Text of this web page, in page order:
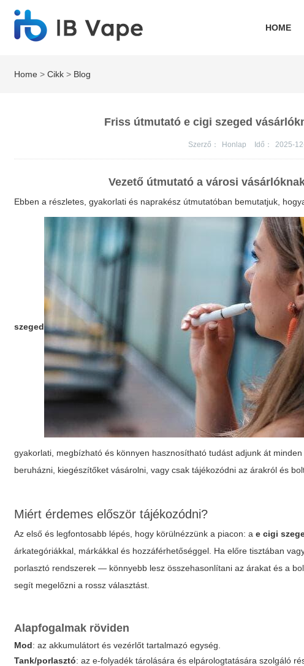
HOME
Home >Cikk > Blog
Friss útmutató e cigi szeged
Szerző： Honlap Idő： 2025-
Vezető útmutató a városi
Ebben a részletes, gyakorlati és naprakész útmutatóban bemutatjuk,
szeged
gyakorlati, megbízható és könnyen hasznosítható tudást adjunk át
beruházni, kiegészítőket vásárolni, vagy csak tájékozódni az árakról és
Miért érdemes először tájékozódni?
Az első és legfontosabb lépés, hogy körülnézzünk a piacon: ae cigi
árkategóriákkal, márkákkal és hozzáférhetőséggel. Ha előre tisztában
porlasztó rendszerek — könnyebb lesz összehasonlítani az árakat és a
segít megelőzni a rossz választást.
Alapfogalmak röviden
Mod: az akkumulátort és vezérlőt tartalmazó egység.
Tank/porlasztó: az e-folyadék tárolására és elpárologtatására szolgáló